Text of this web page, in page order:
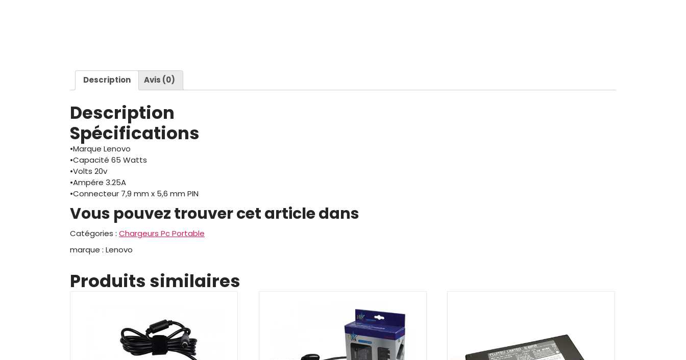
Description Avis (0)
Description
Spécifications
•Marque Lenovo
•Capacité 65 Watts
•Volts 20v
•Ampére 3.25A
•Connecteur 7,9 mm x 5,6 mm PIN
Vous pouvez trouver cet article dans
Catégories : Chargeurs Pc Portable
marque : Lenovo
Produits similaires